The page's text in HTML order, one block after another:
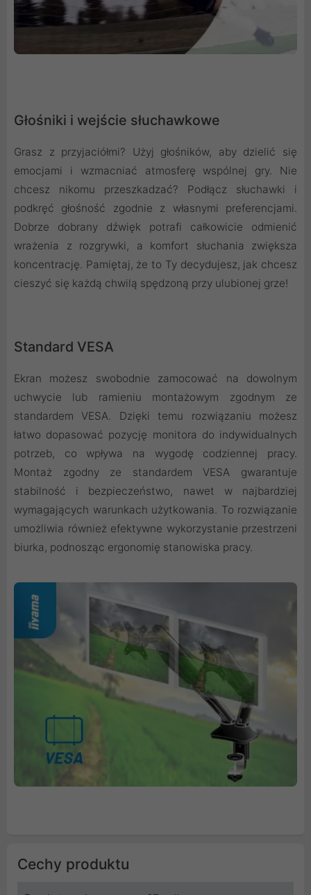
Głośniki i wejście słuchawkowe
Grasz z przyjaciółmi? Użyj głośników, aby dzielić się
emocjami i wzmacniać atmosferę wspólnej gry. Nie
chcesz nikomu przeszkadzać? Podłącz słuchawki i
podkręć głośność zgodnie z własnymi preferencjami.
Dobrze dobrany dźwięk potrafi całkowicie odmienić
wrażenia z rozgrywki, a komfort słuchania zwiększa
koncentrację. Pamiętaj, że to Ty decydujesz, jak chcesz
cieszyć się każdą chwilą spędzoną przy ulubionej grze!
Standard VESA
Ekran możesz swobodnie zamocować na dowolnym
uchwycie lub ramieniu montażowym zgodnym ze
standardem VESA. Dzięki temu rozwiązaniu możesz
łatwo dopasować pozycję monitora do indywidualnych
potrzeb, co wpływa na wygodę codziennej pracy.
Montaż zgodny ze standardem VESA gwarantuje
stabilność i bezpieczeństwo, nawet w najbardziej
wymagających warunkach użytkowania. To rozwiązanie
umożliwia również efektywne wykorzystanie przestrzeni
biurka, podnosząc ergonomię stanowiska pracy.
Cechy produktu